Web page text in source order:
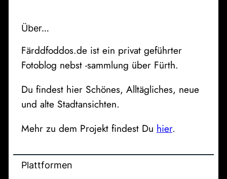
Über…
Färddfoddos.de ist ein privat geführter
Fotoblog nebst -sammlung über Fürth.
Du findest hier Schönes, Alltägliches, neue
und alte Stadtansichten.
Mehr zu dem Projekt findest Du hier.
Plattformen